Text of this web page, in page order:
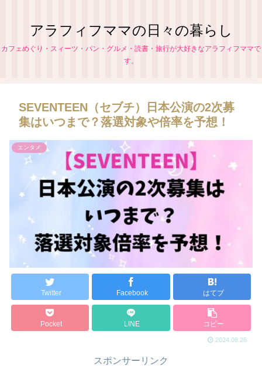
アラフィフママの日々の暮らし
カフェめぐり・スィーツ・パン・グルメ・読書・旅行が大好きなアラフィフママで
す。
SEVENTEEN（セブチ）日本公演の2次募
集はいつまで？落選対象や倍率を予想！
エンタメ
Twitter Facebook はてブ
Pocket LINE コピー
2024.09.26
スポンサーリンク